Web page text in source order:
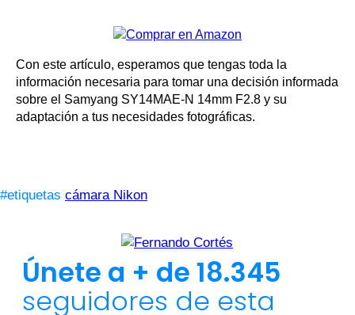
Con este artículo, esperamos que tengas toda la
información necesaria para tomar una decisión informada
sobre el Samyang SY14MAE-N 14mm F2.8 y su
adaptación a tus necesidades fotográficas.
#etiquetas cámara Nikon
Únete a + de 18.345
seguidores de esta